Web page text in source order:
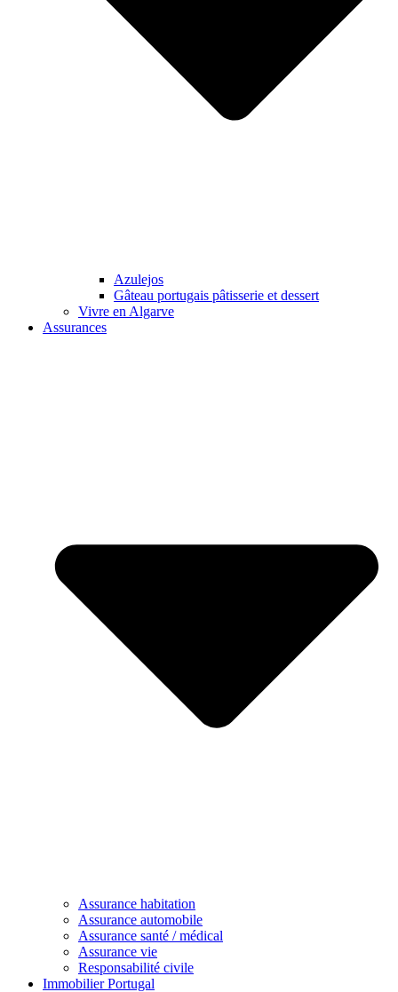
Azulejos
Gâteau portugais pâtisserie et dessert
Vivre en Algarve
Assurances
Assurance habitation
Assurance automobile
Assurance santé / médical
Assurance vie
Responsabilité civile
Immobilier Portugal